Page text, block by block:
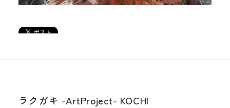
ラクガキ -ArtProject- KOCHI